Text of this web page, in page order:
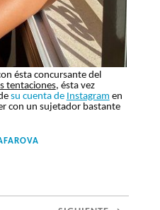
ésta concursante del
tentaciones, ésta vez
su cuenta de Instagram en
con un sujetador bastante